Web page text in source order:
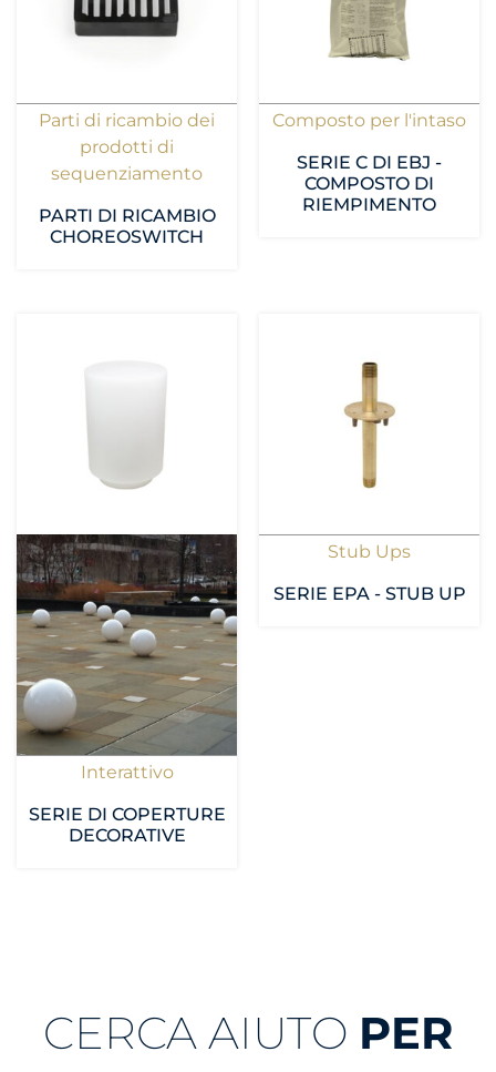
Parti di ricambio dei
prodotti di
sequenziamento
PARTI DI RICAMBIO
CHOREOSWITCH
Composto per l'intaso
SERIE C DI EBJ -
COMPOSTO DI
RIEMPIMENTO
Interattivo
SERIE DI COPERTURE
DECORATIVE
Stub Ups
SERIE EPA - STUB UP
CERCA AIUTO PER